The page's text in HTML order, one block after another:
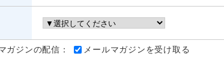
ガジンの配信： メールマガジンを受け取る